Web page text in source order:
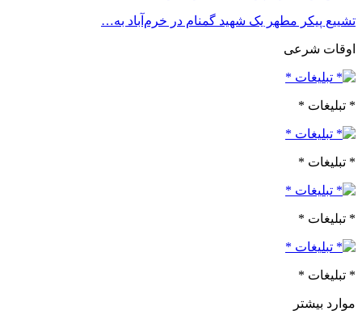
تشییع پیکر مطهر یک شهید گمنام در خرم‌آباد به…
اوقات شرعی
* تبلیغات *
* تبلیغات *
* تبلیغات *
* تبلیغات *
موارد بیشتر